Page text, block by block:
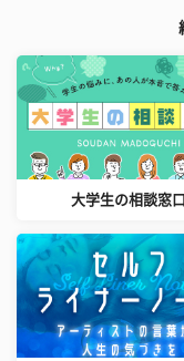
大学生の相談窓口